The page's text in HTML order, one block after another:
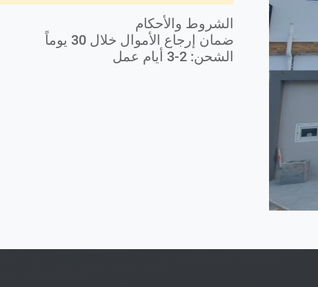
الشروط والأحكام
ضمان إرجاع الأموال خلال 30 يوماً
الشحن: 2-3 أيام عمل